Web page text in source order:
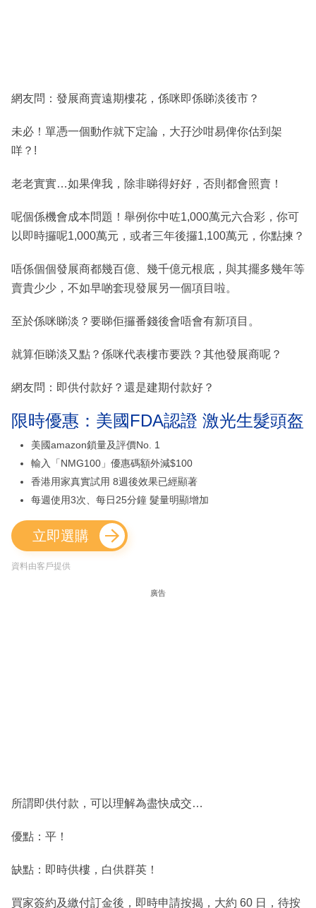
網友問：發展商賣遠期樓花，係咪即係睇淡後市？
未必！單憑一個動作就下定論，大孖沙咁易俾你估到架
咩？!
老老實實…如果俾我，除非睇得好好，否則都會照賣！
呢個係機會成本問題！舉例你中咗1,000萬元六合彩，你可
以即時攞呢1,000萬元，或者三年後攞1,100萬元，你點揀？
唔係個個發展商都幾百億、幾千億元根底，與其擺多幾年等
賣貴少少，不如早啲套現發展另一個項目啦。
至於係咪睇淡？要睇佢攞番錢後會唔會有新項目。
就算佢睇淡又點？係咪代表樓市要跌？其他發展商呢？
網友問：即供付款好？還是建期付款好？
限時優惠：美國FDA認證 激光生髮頭盔
美國amazon鎖量及評價No. 1
輸入「NMG100」優惠碼額外減$100
香港用家真實試用 8週後效果已經顯著
每週使用3次、每日25分鐘 髮量明顯增加
立即選購
資料由客戶提供
廣告
所謂即供付款，可以理解為盡快成交…
優點：平！
缺點：即時供樓，白供群英！
買家簽約及繳付訂金後，即時申請按揭，大約 60 日，待按